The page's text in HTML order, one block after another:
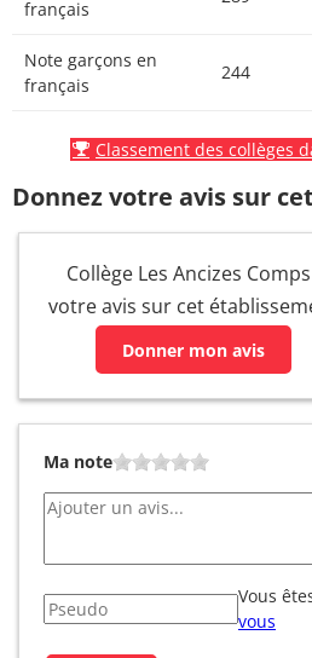
français
Note garçons en
français
244
Classement des collèges
Donnez votre avis sur
Collège Les Ancizes
votre avis sur cet
Donner mon avis
Ma note
Vous
vous